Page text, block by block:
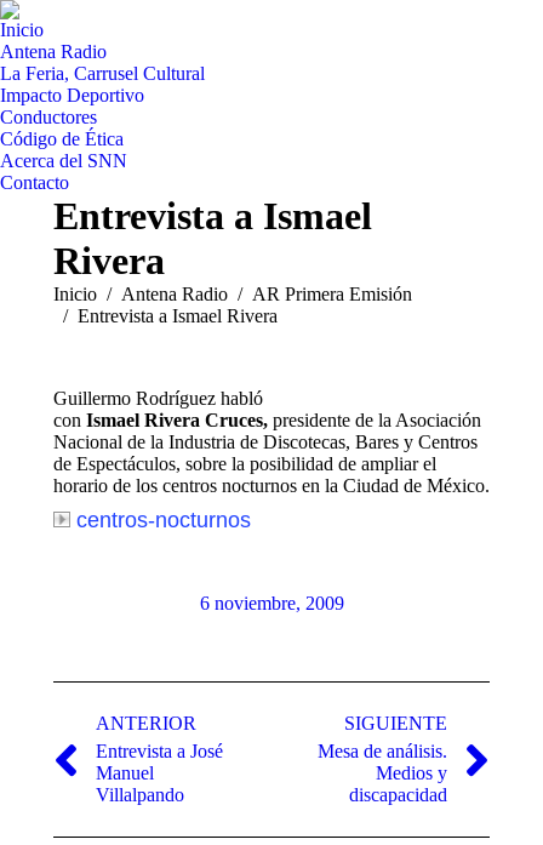
Inicio
Antena Radio
La Feria, Carrusel Cultural
Impacto Deportivo
Conductores
Código de Ética
Acerca del SNN
Contacto
Entrevista a Ismael
Rivera
Estás aquí:
Inicio Antena Radio
AR Primera Emisión
Entrevista a Ismael Rivera
Guillermo Rodríguez habló
con Ismael Rivera Cruces, presidente de la Asociación
Nacional de la Industria de Discotecas, Bares y Centros
de Espectáculos, sobre la posibilidad de ampliar el
horario de los centros nocturnos en la Ciudad de México.
centros-nocturnos
6 noviembre, 2009
entre
publicaciones
ANTERIOR
Publicación
anterior:
Entrevista a José
Manuel
Villalpando
SIGUIENTE
Publicación
siguiente:
Mesa de análisis.
Medios y
discapacidad